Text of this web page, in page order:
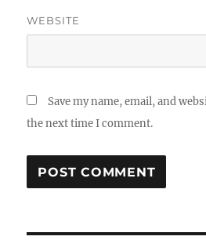
WEBSITE
Save my name, email, and
the next time I comment.